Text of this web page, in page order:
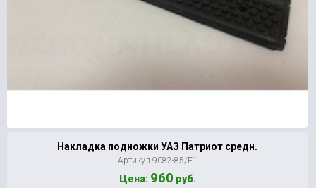
Накладка подножки УАЗ Патриот средн.
Артикул 9082-85/Е1
Цена: 960 руб.